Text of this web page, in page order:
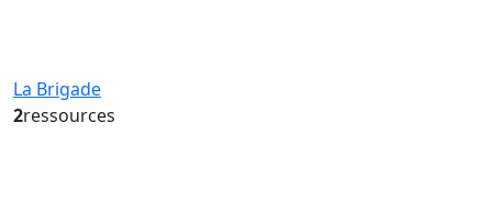
La Brigade
2ressources